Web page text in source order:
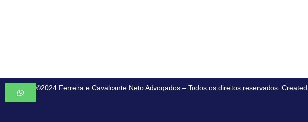
©2024 Ferreira e Cavalcante Neto Advogados – Todos os direitos reservados.